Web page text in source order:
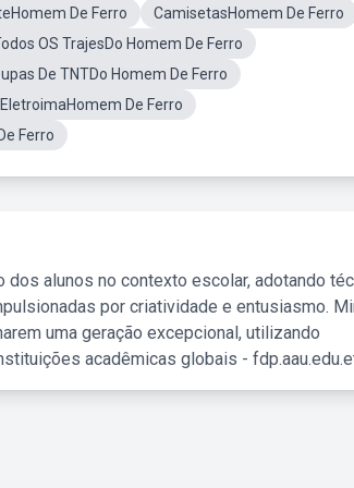
De Ferro
CamisetasHomem De Ferro
OS TrajesDo Homem De Ferro
De TNTDo Homem De Ferro
De Ferro
Ferro
alunos no contexto escolar, adotando
por criatividade e entusiasmo.
uma geração excepcional, utilizando
acadêmicas globais -